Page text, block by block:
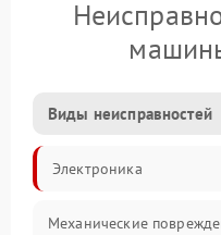
Виды неисправностей
Электроника
Механические